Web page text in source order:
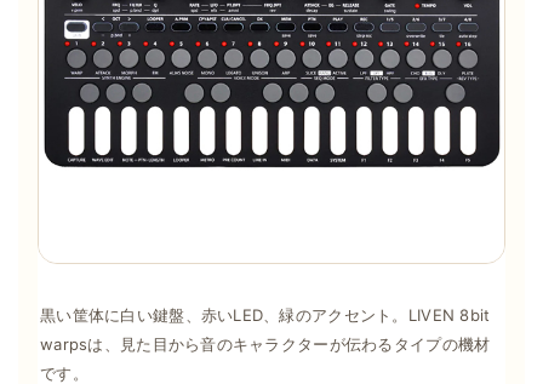
黒い筐体に白い鍵盤、赤いLED、緑のアクセント。LIVEN 8bit
warpsは、見た目から音のキャラクターが伝わるタイプの機材
です。